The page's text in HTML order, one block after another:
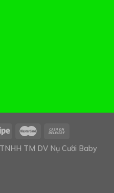
TM DV Nụ Cười Baby